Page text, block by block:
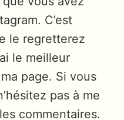
C’est
le regretterez
le meilleur
page. Si vous
pas à me
commentaires.